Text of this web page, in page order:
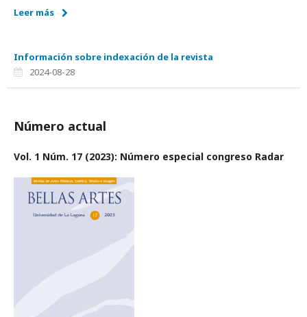
Leer más
Información sobre indexación de la revista
2024-08-28
Número actual
Vol. 1 Núm. 17 (2023): Número especial congreso Radar